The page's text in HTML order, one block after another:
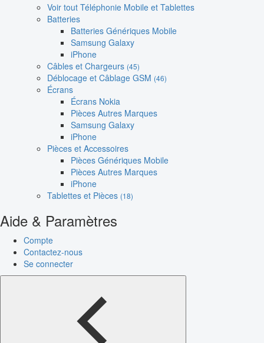
Voir tout Téléphonie Mobile et Tablettes
Batteries
Batteries Génériques Mobile
Samsung Galaxy
iPhone
Câbles et Chargeurs (45)
Déblocage et Câblage GSM (46)
Écrans
Écrans Nokia
Pièces Autres Marques
Samsung Galaxy
iPhone
Pièces et Accessoires
Pièces Génériques Mobile
Pièces Autres Marques
iPhone
Tablettes et Pièces (18)
Aide & Paramètres
Compte
Contactez-nous
Se connecter